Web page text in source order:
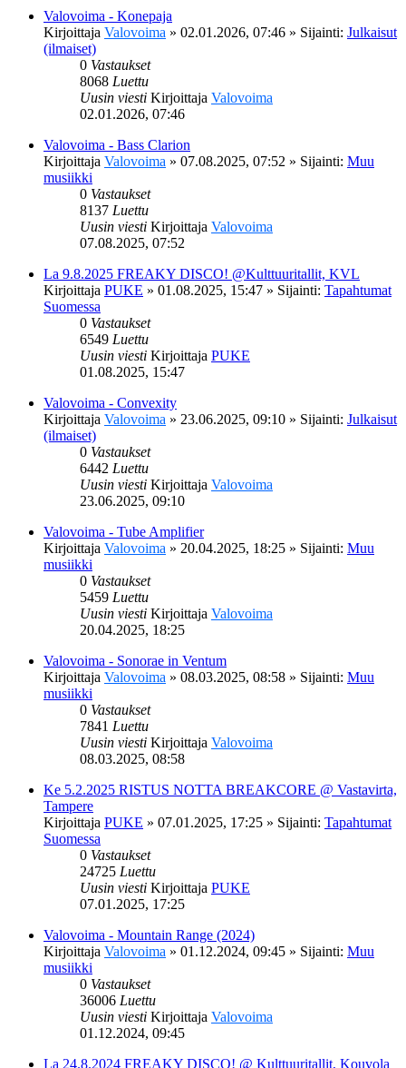
Valovoima - Konepaja
Kirjoittaja Valovoima » 02.01.2026, 07:46 » Sijainti: Julkaisut
(ilmaiset)
0 Vastaukset
8068 Luettu
Uusin viesti Kirjoittaja Valovoima
02.01.2026, 07:46
Valovoima - Bass Clarion
Kirjoittaja Valovoima » 07.08.2025, 07:52 » Sijainti: Muu
musiikki
0 Vastaukset
8137 Luettu
Uusin viesti Kirjoittaja Valovoima
07.08.2025, 07:52
La 9.8.2025 FREAKY DISCO! @Kulttuuritallit, KVL
Kirjoittaja PUKE » 01.08.2025, 15:47 » Sijainti: Tapahtumat
Suomessa
0 Vastaukset
6549 Luettu
Uusin viesti Kirjoittaja PUKE
01.08.2025, 15:47
Valovoima - Convexity
Kirjoittaja Valovoima » 23.06.2025, 09:10 » Sijainti: Julkaisut
(ilmaiset)
0 Vastaukset
6442 Luettu
Uusin viesti Kirjoittaja Valovoima
23.06.2025, 09:10
Valovoima - Tube Amplifier
Kirjoittaja Valovoima » 20.04.2025, 18:25 » Sijainti: Muu
musiikki
0 Vastaukset
5459 Luettu
Uusin viesti Kirjoittaja Valovoima
20.04.2025, 18:25
Valovoima - Sonorae in Ventum
Kirjoittaja Valovoima » 08.03.2025, 08:58 » Sijainti: Muu
musiikki
0 Vastaukset
7841 Luettu
Uusin viesti Kirjoittaja Valovoima
08.03.2025, 08:58
Ke 5.2.2025 RISTUS NOTTA BREAKCORE @ Vastavirta,
Tampere
Kirjoittaja PUKE » 07.01.2025, 17:25 » Sijainti: Tapahtumat
Suomessa
0 Vastaukset
24725 Luettu
Uusin viesti Kirjoittaja PUKE
07.01.2025, 17:25
Valovoima - Mountain Range (2024)
Kirjoittaja Valovoima » 01.12.2024, 09:45 » Sijainti: Muu
musiikki
0 Vastaukset
36006 Luettu
Uusin viesti Kirjoittaja Valovoima
01.12.2024, 09:45
La 24.8.2024 FREAKY DISCO! @ Kulttuuritallit, Kouvola